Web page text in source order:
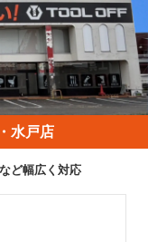
水戸店
ど幅広く対応